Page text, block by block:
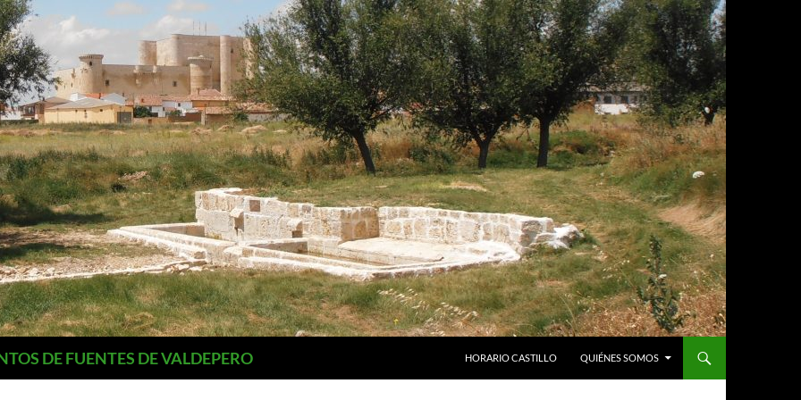
DE FUENTES DE VALDEPERO HORARIO CASTILLO QUIÉNES SOMOS